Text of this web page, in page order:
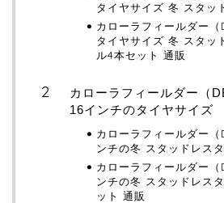
タイヤサイズ 冬 スタッ
カローラフィールダー（
タイヤサイズ 冬 スタッ
ル4本セット 通販
カローラフィールダー（
16インチのタイヤサイズ
カローラフィールダー（
ンチの冬 スタッドレス
カローラフィールダー（
ンチの冬 スタッドレス
ット 通販